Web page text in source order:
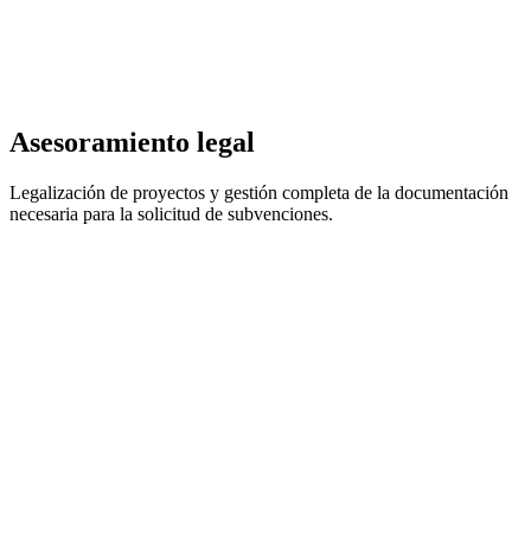
Asesoramiento legal
Legalización de proyectos y gestión completa de la documentación
necesaria para la solicitud de subvenciones.